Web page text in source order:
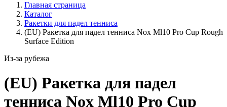
Главная страница
Каталог
Ракетки для падел тенниса
(EU) Ракетка для падел тенниса Nox Ml10 Pro Cup Rough
Surface Edition
Из-за рубежа
(EU) Ракетка для падел
тенниса Nox Ml10 Pro Cup